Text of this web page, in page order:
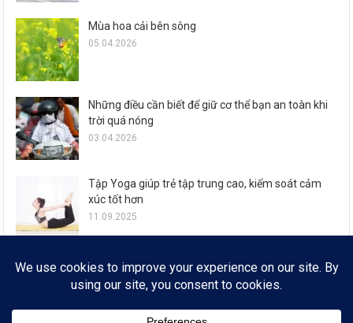
Mùa hoa cải bên sông
05.04.2026
Những điều cần biết để giữ cơ thể bạn an toàn khi
trời quá nóng
03.04.2026
Tập Yoga giúp trẻ tập trung cao, kiểm soát cảm
xúc tốt hơn
11.09.2025
Zalo ra mắt loạt tính năng đón Tết Ất Tỵ cho 77,6
triệu người dùng